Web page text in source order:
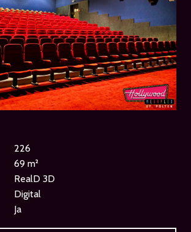
226
69 m²
RealD 3D
Digital
Ja